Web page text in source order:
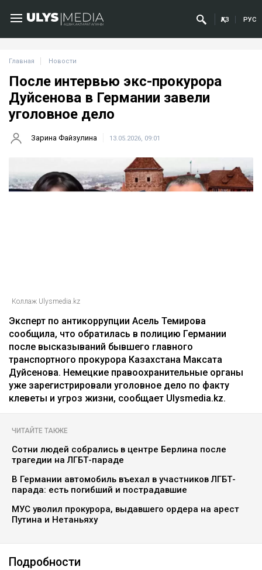
ҚАЗ РУС
Главная Новости
После интервью экс-прокурора
Дуйсенова в Германии завели
уголовное дело
Зарина Файзулина 13.05.2026, 09:01
Коллаж Ulysmedia.kz
Эксперт по антикоррупции Асель Темирова
сообщила, что обратилась в полицию Германии
после высказываний бывшего главного
транспортного прокурора Казахстана Максата
Дуйсенова. Немецкие правоохранительные органы
уже зарегистрировали уголовное дело по факту
клеветы и угроз жизни, сообщает Ulysmedia.kz.
ЧИТАЙТЕ ТАКЖЕ
Сотни людей собрались в центре Берлина после
трагедии на ЛГБТ-параде
В Германии автомобиль въехал в участников ЛГБТ-
парада: есть погибший и пострадавшие
МУС уволил прокурора, выдавшего ордера на арест
Путина и Нетаньяху
Подробности